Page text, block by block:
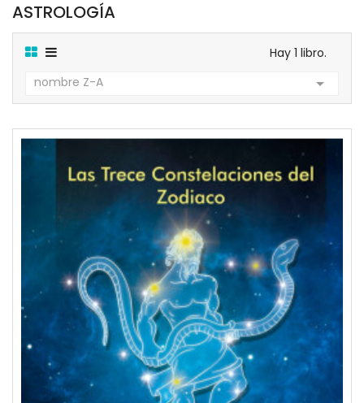
ASTROLOGÍA
Hay 1 libro.
nombre Z-A
